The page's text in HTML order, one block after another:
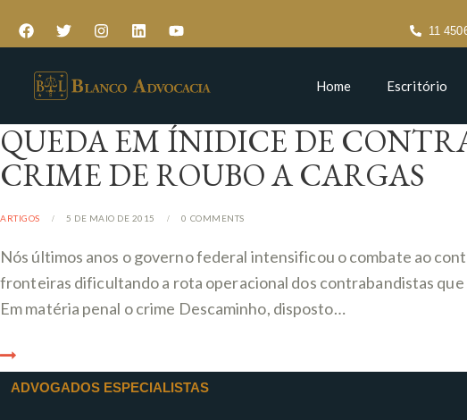
11
Home Escritório
QUEDA EM ÍNIDICE DE
CRIME DE ROUBO A CARGAS
ARTIGOS 5 DE MAIO DE 2015 0 COMMENTS
Nós últimos anos o governo federal intensificou o combate ao
fronteiras dificultando a rota operacional dos contrabandistas que
Em matéria penal o crime Descaminho, disposto…
ADVOGADOS ESPECIALISTAS